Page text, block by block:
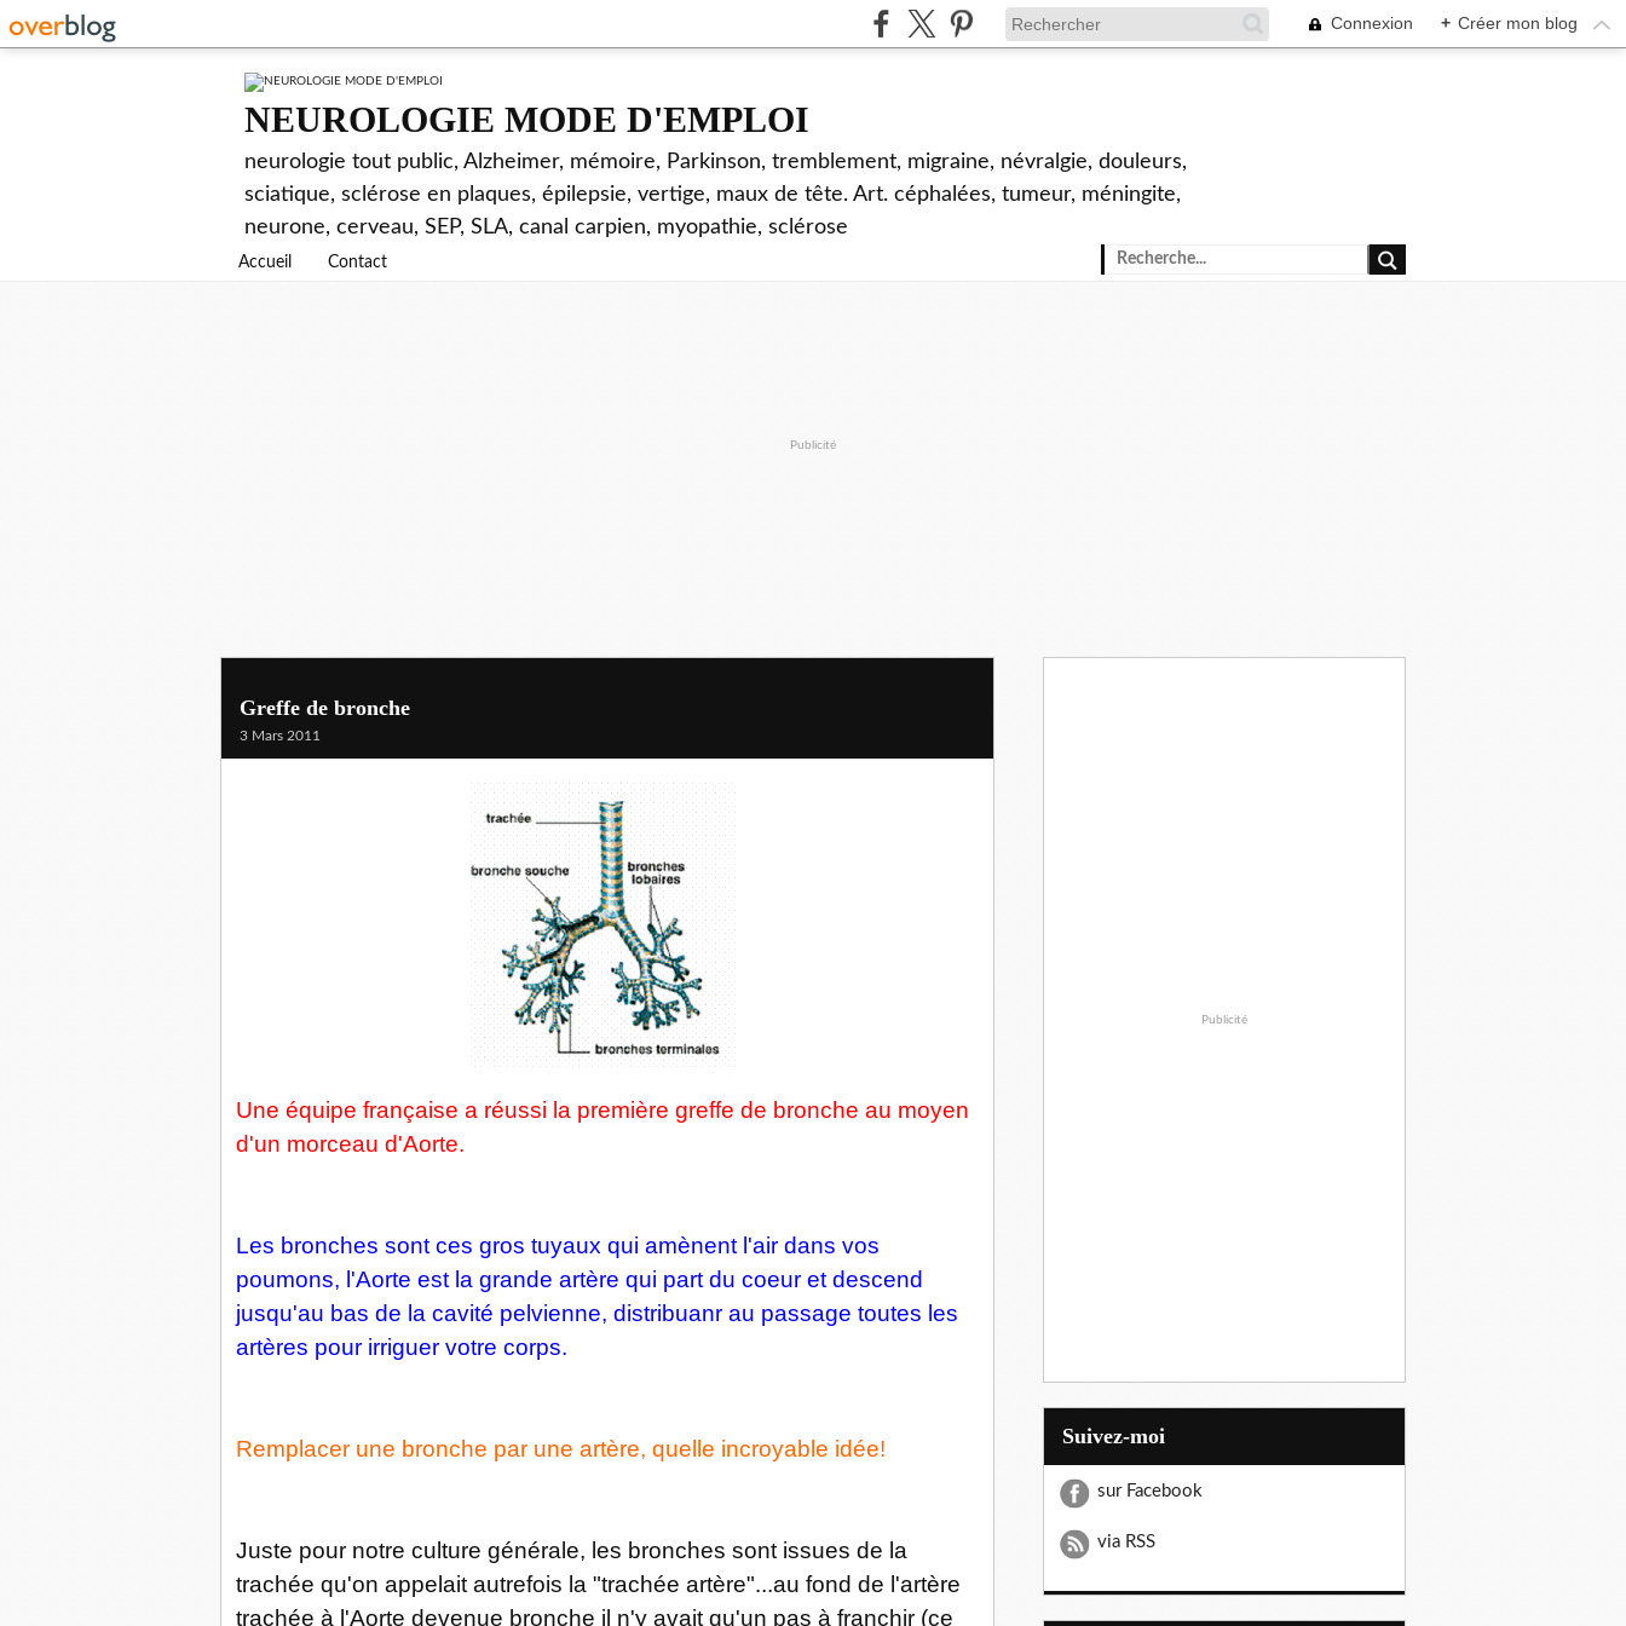
Connexion + Créer mon blog
NEUROLOGIE MODE D'EMPLOI
neurologie tout public, Alzheimer, mémoire, Parkinson, tremblement, migraine, névralgie, douleurs,
sciatique, sclérose en plaques, épilepsie, vertige, maux de tête. Art. céphalées, tumeur, méningite,
neurone, cerveau, SEP, SLA, canal carpien, myopathie, sclérose
Accueil Contact
Publicité
Greffe de bronche
3 Mars 2011
Une équipe française a réussi la première greffe de bronche au moyen
d'un morceau d'Aorte.
Les bronches sont ces gros tuyaux qui amènent l'air dans vos
poumons, l'Aorte est la grande artère qui part du coeur et descend
jusqu'au bas de la cavité pelvienne, distribuanr au passage toutes les
artères pour irriguer votre corps.
Remplacer une bronche par une artère, quelle incroyable idée!
Juste pour notre culture générale, les bronches sont issues de la
trachée qu'on appelait autrefois la "trachée artère"...au fond de l'artère
trachée à l'Aorte devenue bronche il n'y avait qu'un pas à franchir (ce
Publicité
Suivez-moi
sur Facebook
via RSS